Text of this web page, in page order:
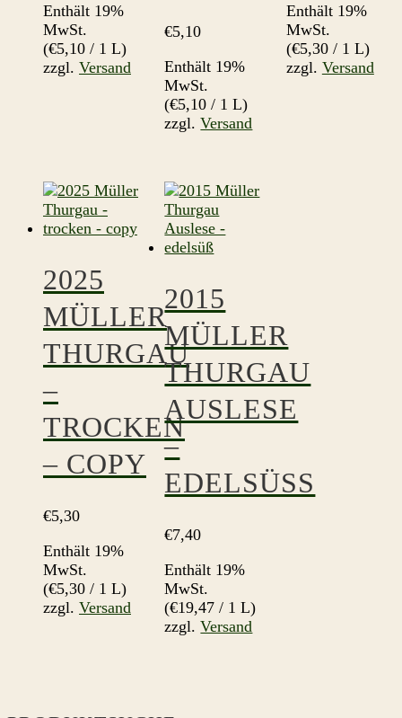
Enthält 19%
MwSt.
(€5,10 / 1 L)
zzgl. Versand
€5,10
Enthält 19%
MwSt.
(€5,10 / 1 L)
zzgl.Versand
Enthält 19%
MwSt.
(€5,30/ 1 L)
zzgl. Versand
2025
MÜLLER
THURGAU
–
TROCKEN
– COPY
€5,30
Enthält 19%
MwSt.
(€5,30 / 1 L)
zzgl. Versand
2015
MÜLLER
THURGAU
AUSLESE
–
EDELSÜSS
€7,40
Enthält 19%
MwSt.
(€19,47 / 1 L)
zzgl.Versand